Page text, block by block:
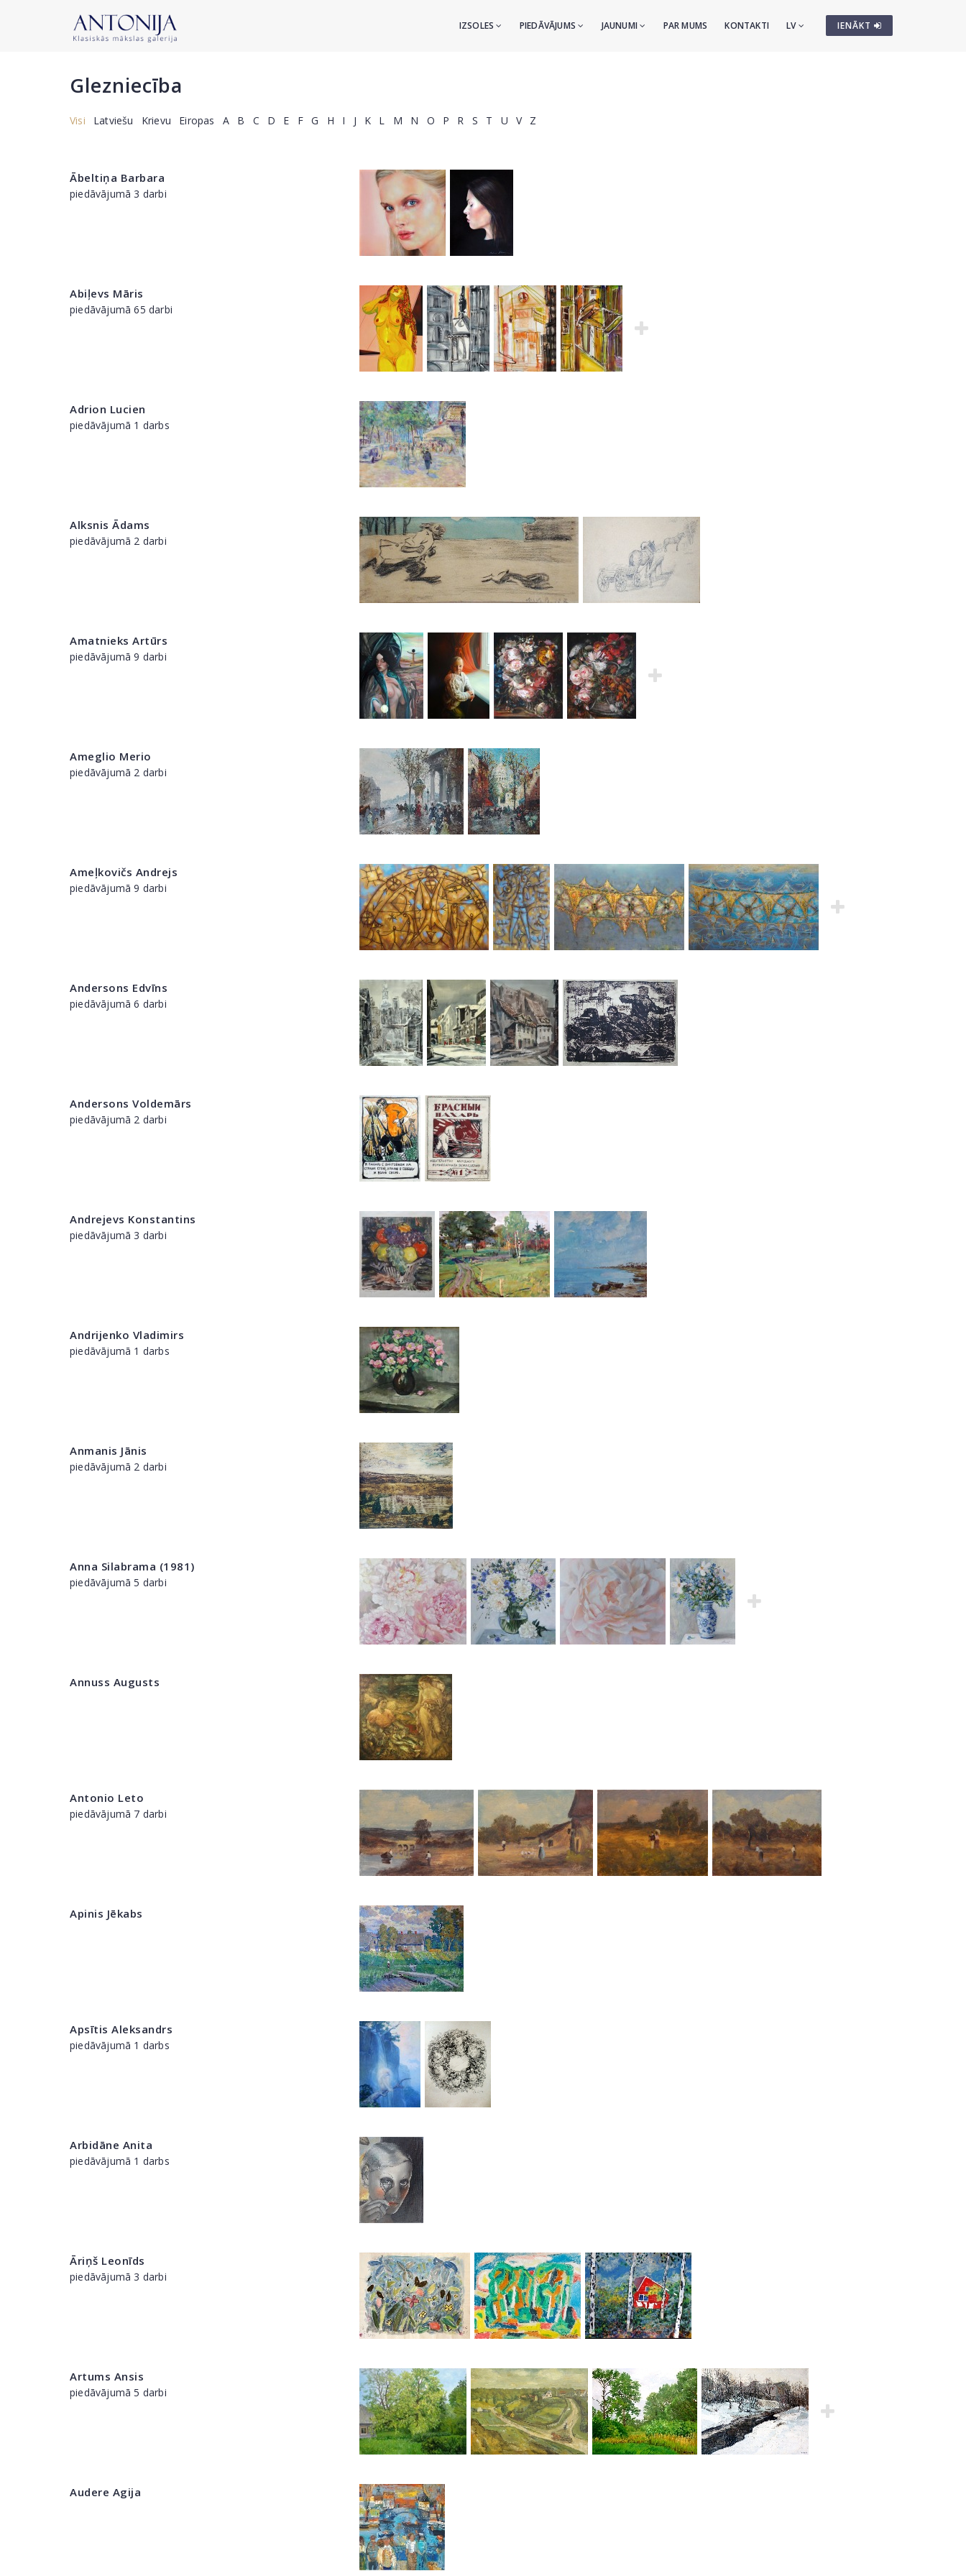
IENĀKT
IZSOLES PIEDĀVĀJUMS JAUNUMI PAR MUMS KONTAKTI LV
Glezniecība
Visi Latviešu Krievu Eiropas A B C D E F G H I J K L M N O P R S T U V Z
Ābeltiņa Barbara
piedāvājumā 3 darbi
Abiļevs Māris
piedāvājumā 65 darbi
Adrion Lucien
piedāvājumā 1 darbs
Alksnis Ādams
piedāvājumā 2 darbi
Amatnieks Artūrs
piedāvājumā 9 darbi
Ameglio Merio
piedāvājumā 2 darbi
Ameļkovičs Andrejs
piedāvājumā 9 darbi
Andersons Edvīns
piedāvājumā 6 darbi
Andersons Voldemārs
piedāvājumā 2 darbi
Andrejevs Konstantins
piedāvājumā 3 darbi
Andrijenko Vladimirs
piedāvājumā 1 darbs
Anmanis Jānis
piedāvājumā 2 darbi
Anna Silabrama (1981)
piedāvājumā 5 darbi
Annuss Augusts
Antonio Leto
piedāvājumā 7 darbi
Apinis Jēkabs
Apsītis Aleksandrs
piedāvājumā 1 darbs
Arbidāne Anita
piedāvājumā 1 darbs
Āriņš Leonīds
piedāvājumā 3 darbi
Artums Ansis
piedāvājumā 5 darbi
Audere Agija